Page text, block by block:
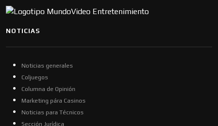
NOTICIAS
Noticias generales
Coljuegos
Columna de Opinión
Marketing pára Casinos
Noticias para Técnicos
Sección Jurídica